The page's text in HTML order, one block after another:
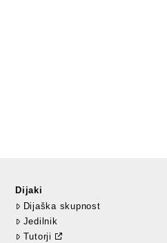
Dijaki
Dijaška skupnost
Jedilnik
Tutorji